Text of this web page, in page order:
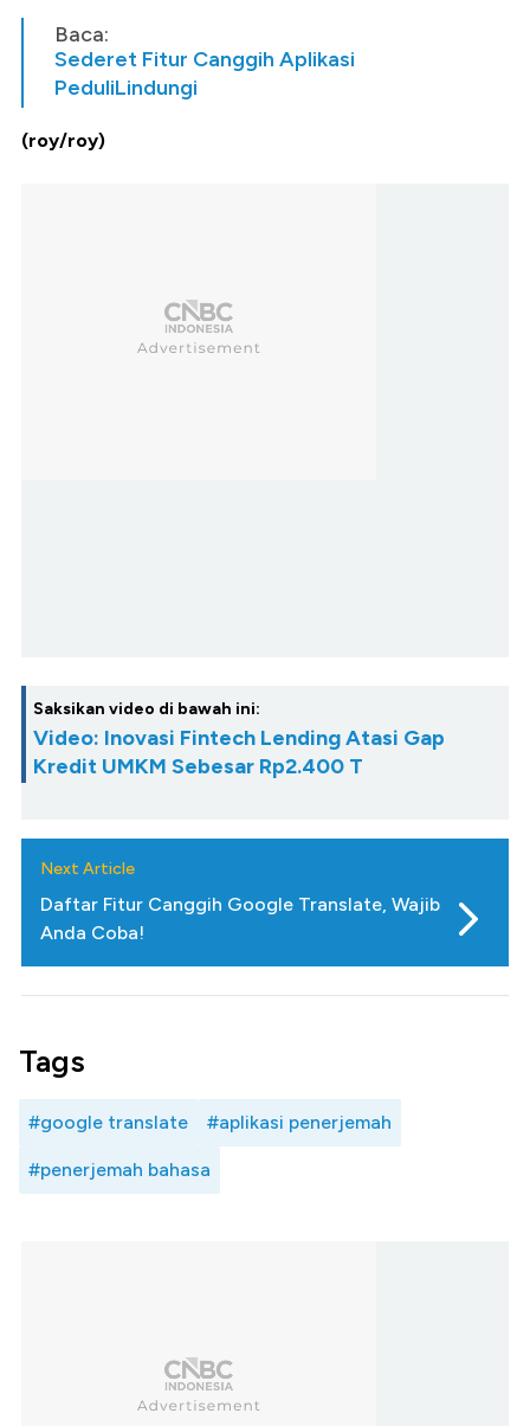
Baca:
Sederet Fitur Canggih Aplikasi
PeduliLindungi
(roy/roy)
Saksikan video di bawah ini:
Video: Inovasi Fintech Lending Atasi Gap
Kredit UMKM Sebesar Rp2.400 T
Next Article
Daftar Fitur Canggih Google Translate, Wajib
Anda Coba!
Tags
#google translate #aplikasi penerjemah
#penerjemah bahasa